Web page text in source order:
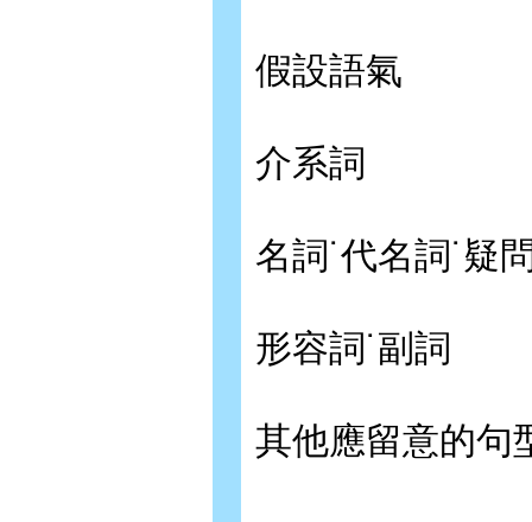
假設語氣
介系詞
名詞˙代名詞˙疑
形容詞˙副詞
其他應留意的句